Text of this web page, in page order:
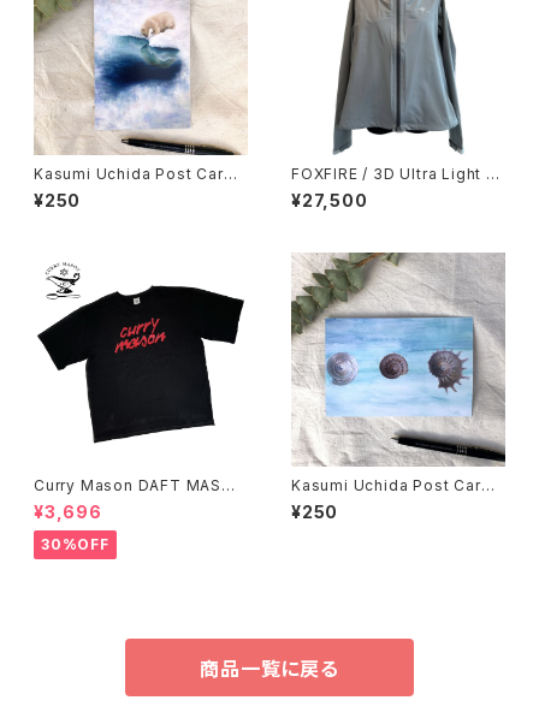
Kasumi Uchida Post Card
(Polar Bear)
¥250
FOXFIRE / 3D Ultra Light R
ain Jacket
¥27,500
Curry Mason DAFT MASON
T-Shirt
¥3,696
30%OFF
Kasumi Uchida Post Card
(Snail 2)
¥250
商品一覧に戻る